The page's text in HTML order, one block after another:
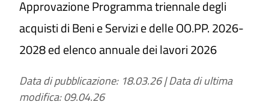
Riferimenti normativi:
D. Lgs. 14 Marzo 2013 n. 33 Art. 38,
pianificazione, realizzazione e
valutazione delle opere pubbliche
D. Lgs. n. 50/2016 Art. 21, c. 7 -
Approvazione Programma triennale degli
acquisti di Beni e Servizi e delle OO.PP. 2026-
2028 ed elenco annuale dei lavori 2026
Data di pubblicazione: 18.03.26|Data di ultima
modifica: 09.04.26